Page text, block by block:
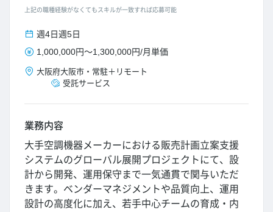
上記の職種経験がなくてもスキルが一致すれば応募可能
週4日週5日
1,000,000円～1,300,000円/月単価
大阪府大阪市 ・ 常駐＋リモート
受託サービス
業務内容
大手空調機器メーカーにおける販売計画立案支援
システムのグローバル展開プロジェクトにて、設
計から開発、運用保守まで一気通貫で関与いただ
きます。ベンダーマネジメントや品質向上、運用
設計の高度化に加え、若手中心チームの育成・内